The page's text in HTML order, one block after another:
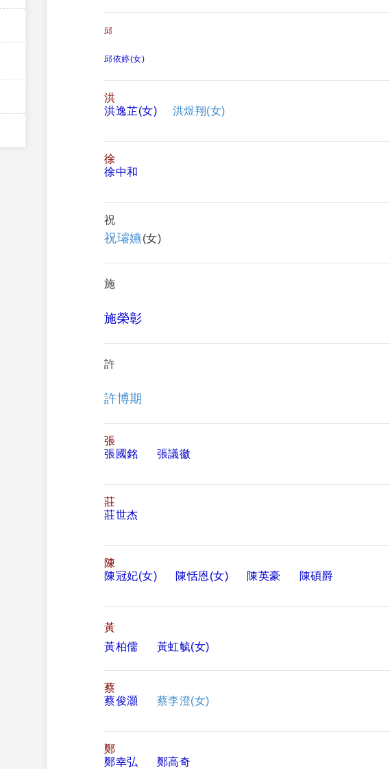
邱
邱依婷(女)
洪
洪逸芷(女)
洪煜翔(女)
徐
徐中和
祝
祝璿嬿(女)
施
施榮彰
許
許博期
張
張國銘
張議徽
莊
莊世杰
陳
陳冠妃(女)
陳恬恩(女) 陳英豪 陳碩爵
黃
黃柏儒
黃虹毓(女)
蔡
蔡俊灝
蔡李澄(女)
鄭
鄭幸弘
鄭高奇